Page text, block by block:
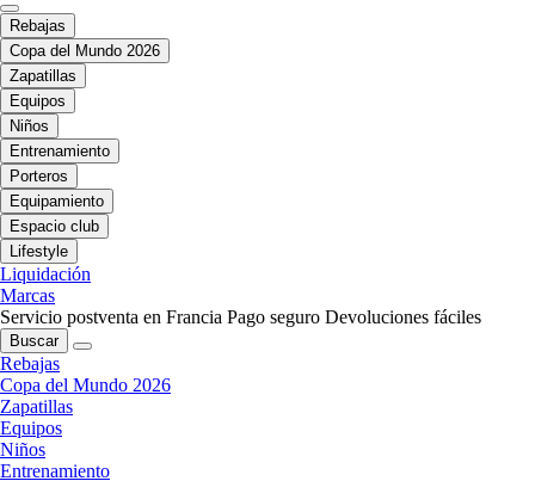
Rebajas
Copa del Mundo 2026
Zapatillas
Equipos
Niños
Entrenamiento
Porteros
Equipamiento
Espacio club
Lifestyle
Liquidación
Marcas
Servicio postventa en Francia Pago seguro Devoluciones fáciles
Buscar
Rebajas
Copa del Mundo 2026
Zapatillas
Equipos
Niños
Entrenamiento